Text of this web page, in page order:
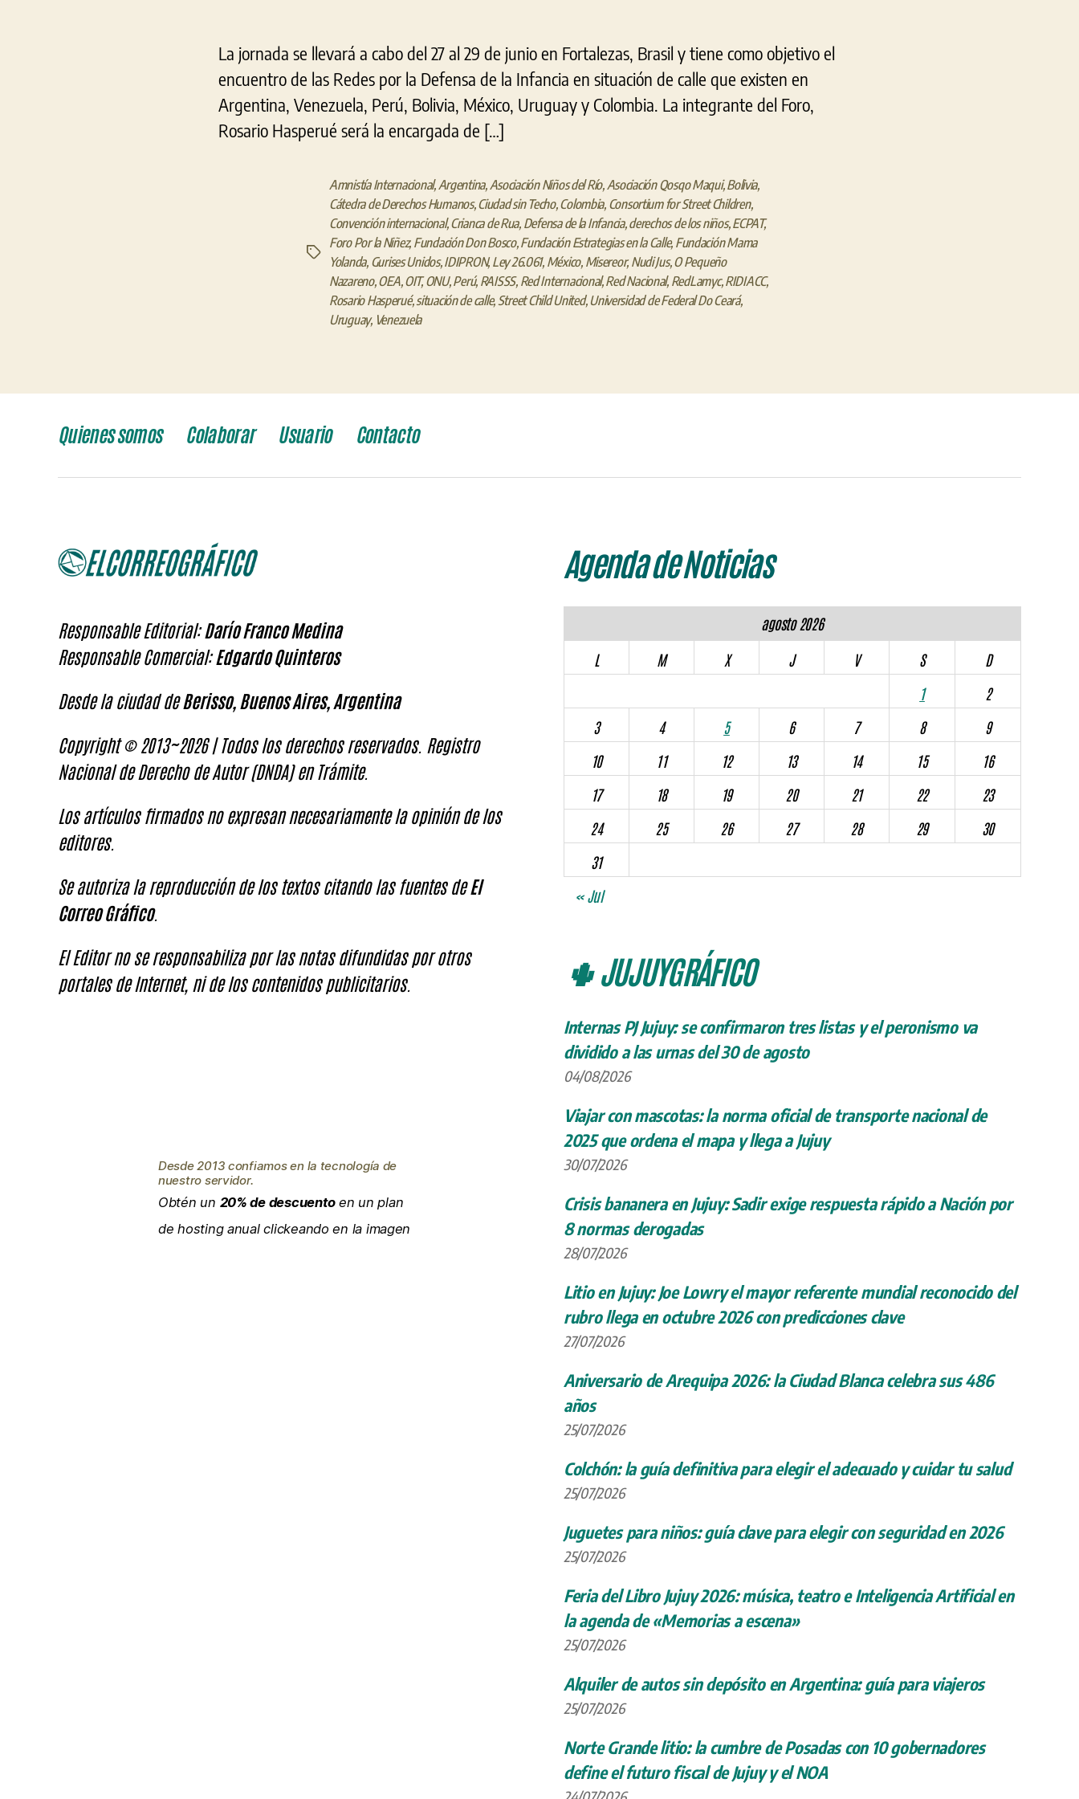
La jornada se llevará a cabo del 27 al 29 de junio en Fortalezas, Brasil y tiene como objetivo el
encuentro de las Redes por la Defensa de la Infancia en situación de calle que existen en
Argentina, Venezuela, Perú, Bolivia, México, Uruguay y Colombia. La integrante del Foro,
Rosario Hasperué será la encargada de […]
Etiquetas
Amnistía Internacional, Argentina, Asociación Niños del Río, Asociación Qosqo Maqui,Bolivia,
Cátedra de Derechos Humanos,Ciudad sin Techo,Colombia, Consortium for Street Children,
Convención internacional,Crianca de Rua, Defensa de la Infancia,derechos de los niños,ECPAT,
Foro Por la Niñez, Fundación Don Bosco,Fundación Estrategias en la Calle, Fundación Mama
Yolanda, Gurises Unidos,IDIPRON,Ley 26.061, México, Misereor,Nudi Jus,O Pequeño
Nazareno,OEA,OIT,ONU,Perú, RAISSS, Red Internacional,Red Nacional, RedLamyc,RIDIACC,
Rosario Hasperué,situación de calle, Street Child United, Universidad de Federal Do Ceará,
Uruguay, Venezuela
Quienes somos Colaborar Usuario Contacto
Responsable Editorial:Darío Franco Medina
Responsable Comercial:Edgardo Quinteros
Desde la ciudad deBerisso, Buenos Aires, Argentina
Copyright © 2013~2026 | Todos los derechos reservados. Registro
Nacional de Derecho de Autor (DNDA) en Trámite.
Los artículos firmados no expresan necesariamente la opinión de los
editores.
Se autoriza la reproducción de los textos citando las fuentes deEl
Correo Gráfico.
El Editor no se responsabiliza por las notas difundidas por otros
portales de Internet, ni de los contenidos publicitarios.
Desde 2013 confiamos en la tecnología de
nuestro servidor.
Obtén un 20% de descuentoen un plan
de hosting anual clickeando en la imagen
Agenda de Noticias
agosto 2026
L
M X J V S
D
1
2
3
4 5 6 7 8
9
10
11 12 13 14 15
16
17
18 19 20 21 22
23
24
25 26 27 28 29
30
31
« Jul
🌵 JUJUYGRÁFICO
Internas PJ Jujuy: se confirmaron tres listas y el peronismo va
dividido a las urnas del 30 de agosto
04/08/2026
Viajar con mascotas: la norma oficial de transporte nacional de
2025 que ordena el mapa y llega a Jujuy
30/07/2026
Crisis bananera en Jujuy: Sadir exige respuesta rápido a Nación por
8 normas derogadas
28/07/2026
Litio en Jujuy: Joe Lowry el mayor referente mundial reconocido del
rubro llega en octubre 2026 con predicciones clave
27/07/2026
Aniversario de Arequipa 2026: la Ciudad Blanca celebra sus 486
años
25/07/2026
Colchón: la guía definitiva para elegir el adecuado y cuidar tu salud
25/07/2026
Juguetes para niños: guía clave para elegir con seguridad en 2026
25/07/2026
Feria del Libro Jujuy 2026: música, teatro e Inteligencia Artificial en
la agenda de «Memorias a escena»
25/07/2026
Alquiler de autos sin depósito en Argentina: guía para viajeros
25/07/2026
Norte Grande litio: la cumbre de Posadas con 10 gobernadores
define el futuro fiscal de Jujuy y el NOA